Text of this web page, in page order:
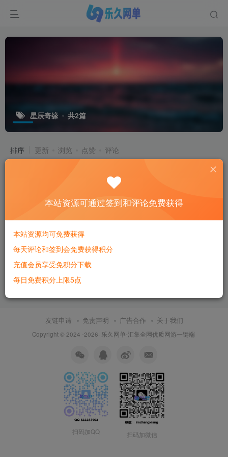
星辰奇缘 共2篇
排序 更新 浏览 点赞 评论
手游单机版 亲测一键端+GM后
台 完美整合
付费资源 500 手游
2个月前
友链申请 免责声明 广告合作 关于我们
Copyright © 2024 -2026· 乐久网单-汇集全网优质网游一键端
扫码加QQ 扫码加微信
本站资源可通过签到和评论免费获得
本站资源均可免费获得
每天评论和签到会免费获得积分
充值会员享受免积分下载
每日免费积分上限5点